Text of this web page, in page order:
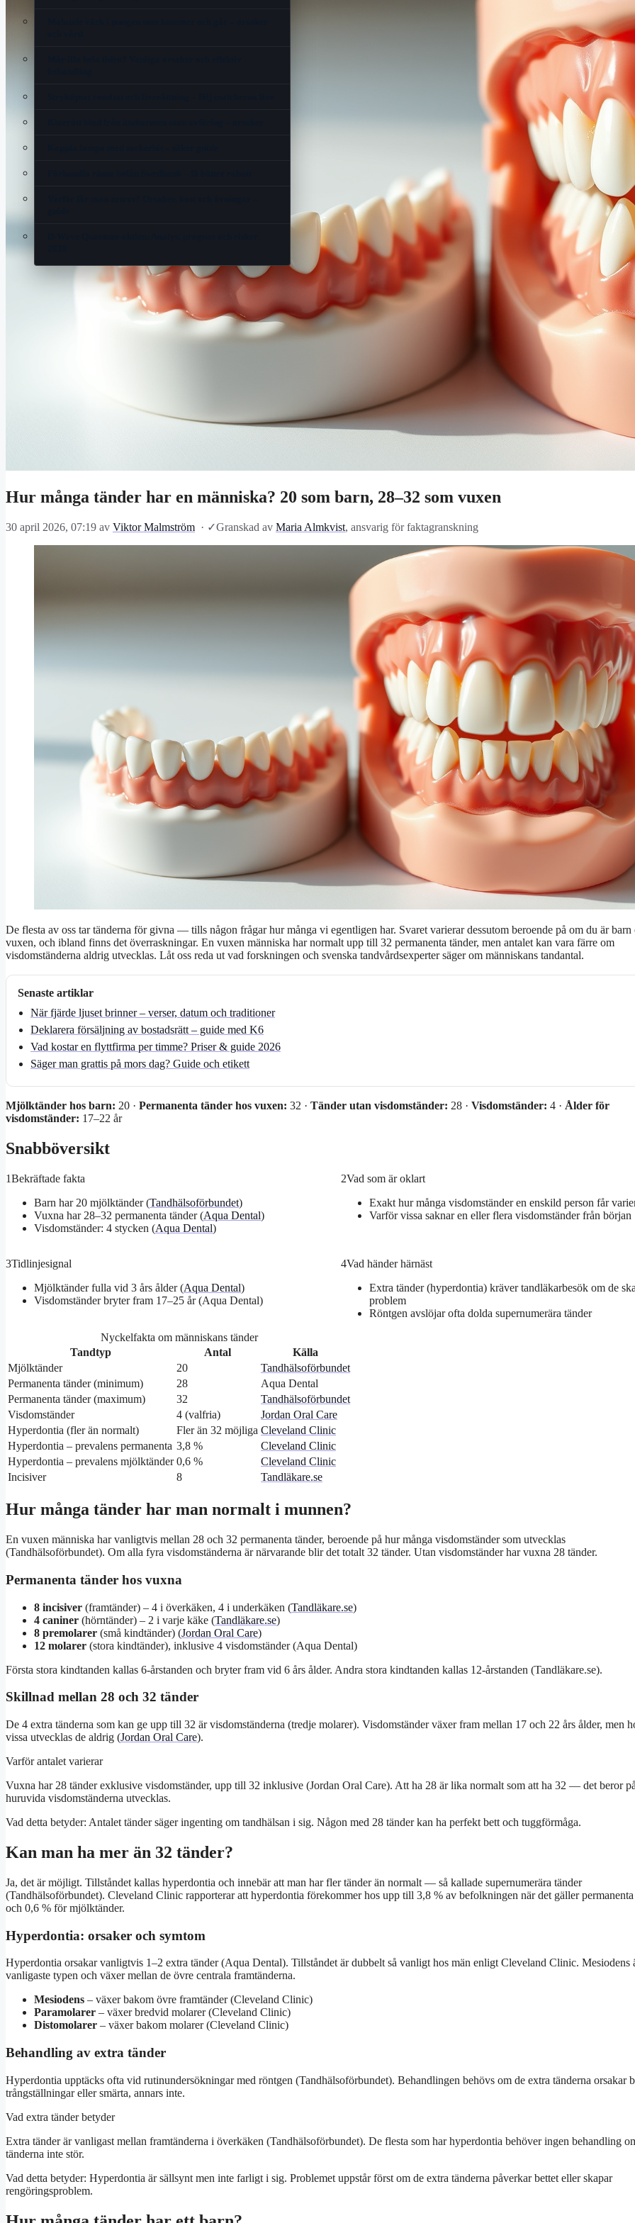
Hur många tänder har en människa? 20 som barn, 28–32 som vuxen
30 april 2026, 07:19 av Viktor Malmström · ✓Granskad av Maria Almkvist, ansvarig för faktagranskning
De flesta av oss tar tänderna för givna — tills någon frågar hur många vi egentligen har. Svaret varierar dessutom beroende på om du är barn
vuxen, och ibland finns det överraskningar. En vuxen människa har normalt upp till 32 permanenta tänder, men antalet kan vara färre om
visdomständerna aldrig utvecklas. Låt oss reda ut vad forskningen och svenska tandvårdsexperter säger om människans tandantal.
Senaste artiklar
När fjärde ljuset brinner – verser, datum och traditioner
Deklarera försäljning av bostadsrätt – guide med K6
Vad kostar en flyttfirma per timme? Priser & guide 2026
Säger man grattis på mors dag? Guide och etikett
Mjölktänder hos barn: 20 · Permanenta tänder hos vuxen: 32 · Tänder utan visdomständer: 28 · Visdomständer: 4 · Ålder för
visdomständer: 17–22 år
Snabböversikt
1Bekräftade fakta
Barn har 20 mjölktänder (Tandhälsoförbundet)
Vuxna har 28–32 permanenta tänder (Aqua Dental)
Visdomständer: 4 stycken (Aqua Dental)
2Vad som är oklart
Exakt hur många visdomständer en enskild person får
Varför vissa saknar en eller flera visdomständer från början
3Tidlinjesignal
Mjölktänder fulla vid 3 års ålder (Aqua Dental)
Visdomständer bryter fram 17–25 år (Aqua Dental)
4Vad händer härnäst
Extra tänder (hyperdontia) kräver tandläkarbesök om de
problem
Röntgen avslöjar ofta dolda supernumerära tänder
Nyckelfakta om människans tänder
Tandtyp
Antal
Källa
Mjölktänder
20
Tandhälsoförbundet
Permanenta tänder (minimum)
28
Aqua Dental
Permanenta tänder (maximum)
32
Tandhälsoförbundet
Visdomständer
4 (valfria)
Jordan Oral Care
Hyperdontia (fler än normalt)
Fler än 32 möjliga Cleveland Clinic
Hyperdontia – prevalens permanenta 3,8 %
Cleveland Clinic
Hyperdontia – prevalens mjölktänder 0,6 %
Cleveland Clinic
Incisiver
8 Tandläkare.se
Hur många tänder har man normalt i munnen?
En vuxen människa har vanligtvis mellan 28 och 32 permanenta tänder, beroende på hur många visdomständer som utvecklas
(Tandhälsoförbundet). Om alla fyra visdomständerna är närvarande blir det totalt 32 tänder. Utan visdomständer har vuxna 28 tänder.
Permanenta tänder hos vuxna
8 incisiver (framtänder) – 4 i överkäken, 4 i underkäken (Tandläkare.se)
4 caniner (hörntänder) – 2 i varje käke (Tandläkare.se)
8 premolarer (små kindtänder) (Jordan Oral Care)
12 molarer (stora kindtänder), inklusive 4 visdomständer (Aqua Dental)
Första stora kindtanden kallas 6-årstanden och bryter fram vid 6 års ålder. Andra stora kindtanden kallas 12-årstanden (Tandläkare.se).
Skillnad mellan 28 och 32 tänder
De 4 extra tänderna som kan ge upp till 32 är visdomständerna (tredje molarer). Visdomständer växer fram mellan 17 och 22 års ålder, men
vissa utvecklas de aldrig (Jordan Oral Care).
Varför antalet varierar
Vuxna har 28 tänder exklusive visdomständer, upp till 32 inklusive (Jordan Oral Care). Att ha 28 är lika normalt som att ha 32 — det beror
huruvida visdomständerna utvecklas.
Vad detta betyder: Antalet tänder säger ingenting om tandhälsan i sig. Någon med 28 tänder kan ha perfekt bett och tuggförmåga.
Kan man ha mer än 32 tänder?
Ja, det är möjligt. Tillståndet kallas hyperdontia och innebär att man har fler tänder än normalt — så kallade supernumerära tänder
(Tandhälsoförbundet). Cleveland Clinic rapporterar att hyperdontia förekommer hos upp till 3,8 % av befolkningen när det gäller
och 0,6 % för mjölktänder.
Hyperdontia: orsaker och symtom
Hyperdontia orsakar vanligtvis 1–2 extra tänder (Aqua Dental). Tillståndet är dubbelt så vanligt hos män enligt Cleveland Clinic. Mesiodens
vanligaste typen och växer mellan de övre centrala framtänderna.
Mesiodens – växer bakom övre framtänder (Cleveland Clinic)
Paramolarer – växer bredvid molarer (Cleveland Clinic)
Distomolarer – växer bakom molarer (Cleveland Clinic)
Behandling av extra tänder
Hyperdontia upptäcks ofta vid rutinundersökningar med röntgen (Tandhälsoförbundet). Behandlingen behövs om de extra tänderna orsakar
trångställningar eller smärta, annars inte.
Vad extra tänder betyder
Extra tänder är vanligast mellan framtänderna i överkäken (Tandhälsoförbundet). De flesta som har hyperdontia behöver ingen behandling
tänderna inte stör.
Vad detta betyder: Hyperdontia är sällsynt men inte farligt i sig. Problemet uppstår först om de extra tänderna påverkar bettet eller skapar
rengöringsproblem.